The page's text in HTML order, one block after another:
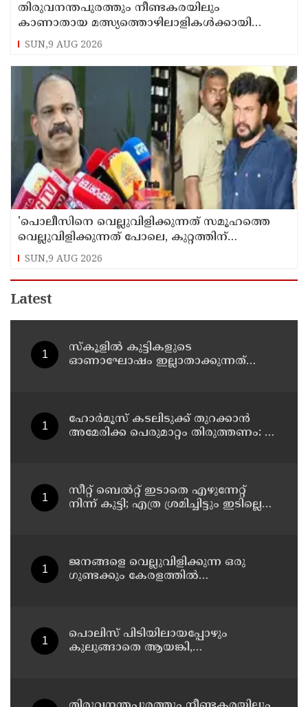
തിരുവനന്തപുരത്തും നീണ്ടകരയിലും
കാണാതായ മത്സ്യത്തൊഴിലാളികള്‍ക്കായി
തിരച്ചില്‍ പത്താം ദിവസത്തിലേക്ക്
SUN,9 AUG 2026
'പൊലീസിനെ വെല്ലുവിളിക്കുന്നത് സമൂഹത്തെ
വെല്ലുവിളിക്കുന്നത് പോലെ, കുറ്റത്തിന്
അനുസരിച്ച് ശിക്ഷ നല്‍കും':എഡിജിപി
SUN,9 AUG 2026
Latest
സ്‌കൂളില്‍ കുട്ടികളുടെ
ഓണാഘോഷം ഇല്ലാതാക്കുന്നത്
ഹോര്‍മൂസ് കടലിടുക്ക് തുറക്കാന്‍
അമേരിക്ക പെരുമാറ്റം തിരുത്തണം: 6
സീറ്റ് ബെല്‍റ്റ് ഇടാതെ എഴുന്നേറ്റ്
നിന്ന് കുട്ടി; എത്ര ശ്രമിച്ചിട്ടും ഇടില്ലെന്ന്
ജനങ്ങളെ വെല്ലുവിളിക്കുന്ന ഒരു
ഗുണ്ടക്കും കേരളത്തില്‍
പൊലിസ് പിടിയിലായപ്പോഴും
കുലുങ്ങാതെ ആയങ്കി,